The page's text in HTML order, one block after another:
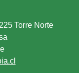
Torre Norte